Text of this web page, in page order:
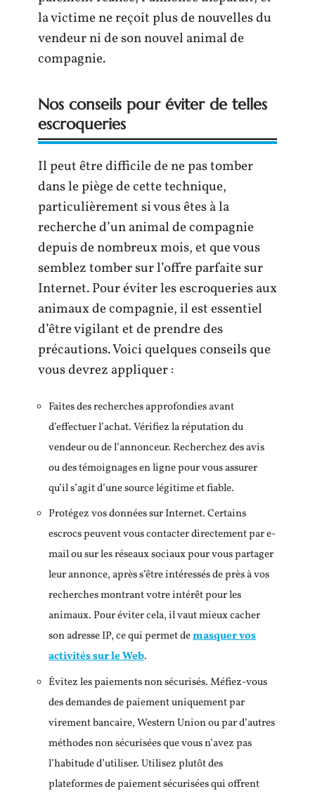
la victime ne reçoit plus de nouvelles du
vendeur ni de son nouvel animal de
compagnie.
Nos conseils pour éviter de telles
escroqueries
Il peut être difficile de ne pas tomber
dans le piège de cette technique,
particulièrement si vous êtes à la
recherche d’un animal de compagnie
depuis de nombreux mois, et que vous
semblez tomber sur l’offre parfaite sur
Internet. Pour éviter les escroqueries aux
animaux de compagnie, il est essentiel
d’être vigilant et de prendre des
précautions. Voici quelques conseils que
vous devrez appliquer :
Faites des recherches approfondies avant
d’effectuer l’achat. Vérifiez la réputation du
vendeur ou de l’annonceur. Recherchez des avis
ou des témoignages en ligne pour vous assurer
qu’il s’agit d’une source légitime et fiable.
Protégez vos données sur Internet. Certains
escrocs peuvent vous contacter directement par e-
mail ou sur les réseaux sociaux pour vous partager
leur annonce, après s’être intéressés de près à vos
recherches montrant votre intérêt pour les
animaux. Pour éviter cela, il vaut mieux cacher
son adresse IP, ce qui permet demasquer vos
activités sur le Web.
Évitez les paiements non sécurisés. Méfiez-vous
des demandes de paiement uniquement par
virement bancaire, Western Union ou par d’autres
méthodes non sécurisées que vous n’avez pas
l’habitude d’utiliser. Utilisez plutôt des
plateformes de paiement sécurisées qui offrent